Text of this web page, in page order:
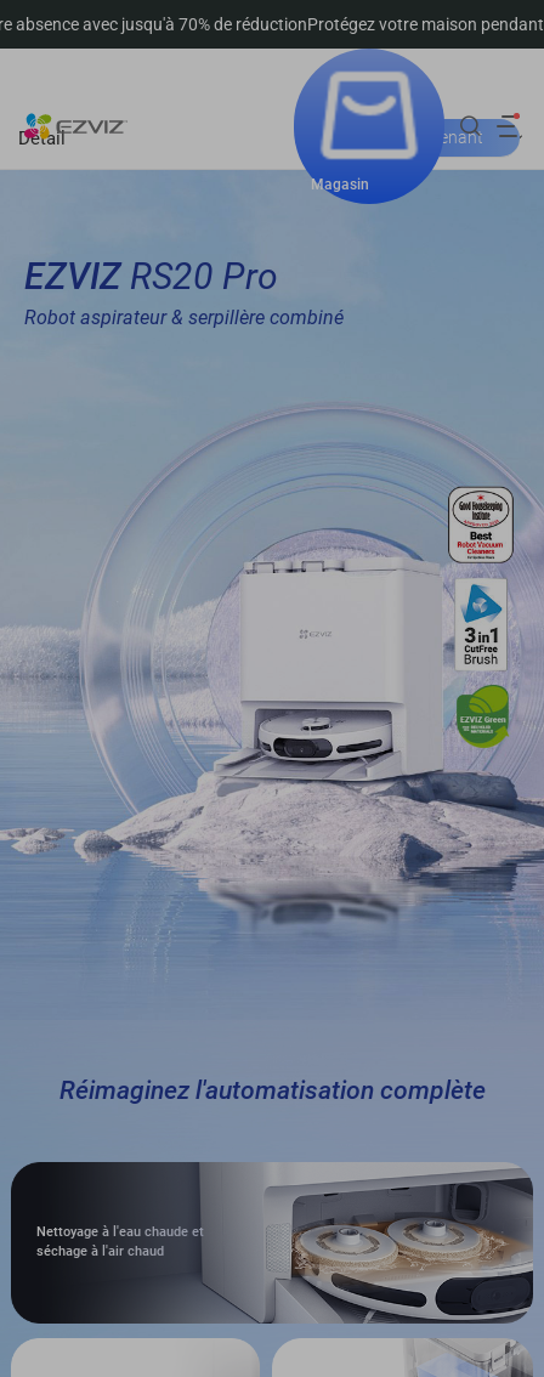
jusqu'à 70% de réductionProtégez votre maison pendant votre
Magasin
Détail Acheter maintenant
EZVIZ RS20 Pro
Robot aspirateur & serpillère combiné
Réimaginez l'automatisation complète
Nettoyage à l'eau chaude et
séchage à l'air chaud